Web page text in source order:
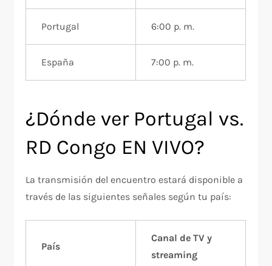
Portugal 6:00 p. m.
España 7:00 p. m.
¿Dónde ver Portugal vs.
RD Congo EN VIVO?
La transmisión del encuentro estará disponible a
través de las siguientes señales según tu país:
País
Canal de TV y
streaming